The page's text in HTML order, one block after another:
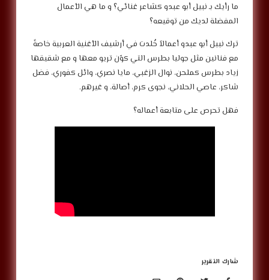
‎ما رأيك بـ نبيل أبو عبدو كشاعر غنائي؟ و ما هي الأعمال
المفضلة لديك من توقيعه؟
‎ترك نبيل أبو عبدو أعمالاً خُلدت في أرشيف الأغنية العربية خاصةً
مع فنانين مثل جوليا بطرس التي كوّن تريو معها و مع شقيقها
زياد بطرس كملحن، نوال الزغبي، مايا نصري، وائل كفوري، فضل
شاكر، عاصي الحلاني، نجوى كرم، أصالة، و غيرهم.
شارك التقرير